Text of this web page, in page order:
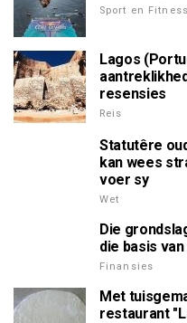
Sport en Fitness
Lagos
resensies
Reis
Statutêre
kan wees
voer sy
Wet
Die
die basis
Finansies
Met
restaurant